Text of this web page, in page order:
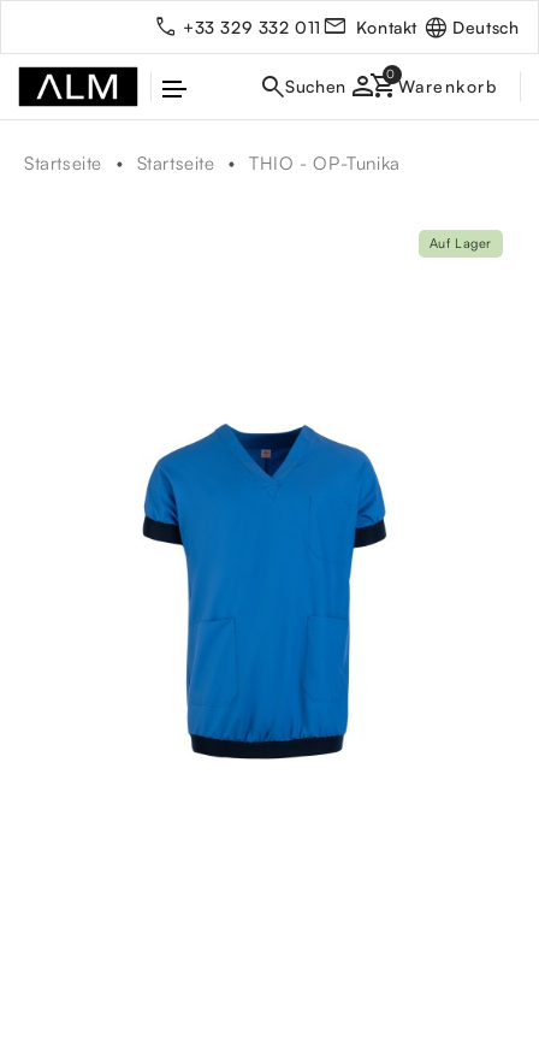
+33 329 332 011 Kontakt Deutsch
person
Startseite Startseite THIO - OP-Tunika
Auf Lager